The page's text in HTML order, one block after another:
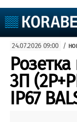
Судоходство
Судоремонт
События
Пресс-релизы
Порты
Рыболовство
ВМФ
Образование
24.07.2026 09:00 /
3П
IP67